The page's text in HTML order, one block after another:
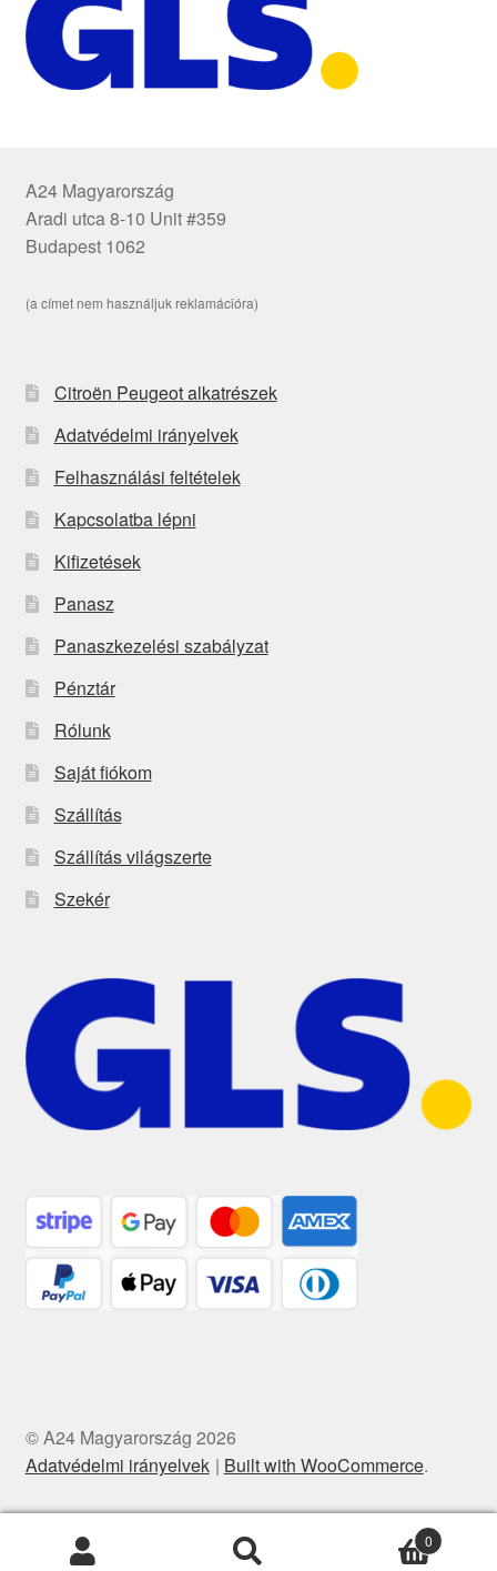
A24 Magyarország
Aradi utca 8-10 Unit #359
Budapest 1062
(a címet nem használjuk reklamációra)
Citroën Peugeot alkatrészek
Adatvédelmi irányelvek
Felhasználási feltételek
Kapcsolatba lépni
Kifizetések
Panasz
Panaszkezelési szabályzat
Pénztár
Rólunk
Saját fiókom
Szállítás
Szállítás világszerte
Szekér
© A24 Magyarország 2026
Adatvédelmi irányelvek
Built with WooCommerce.
Keresés
Keresés
0